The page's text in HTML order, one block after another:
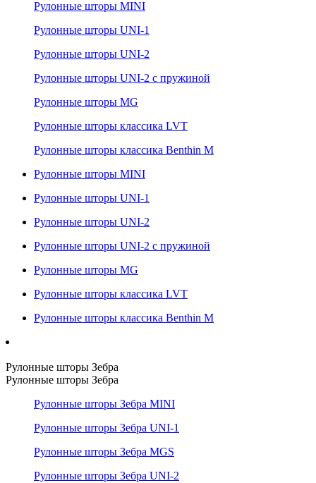
Рулонные шторы MINI
Рулонные шторы UNI-1
Рулонные шторы UNI-2
Рулонные шторы UNI-2 с пружиной
Рулонные шторы MG
Рулонные шторы классика LVT
Рулонные шторы классика Benthin M
Рулонные шторы MINI
Рулонные шторы UNI-1
Рулонные шторы UNI-2
Рулонные шторы UNI-2 с пружиной
Рулонные шторы MG
Рулонные шторы классика LVT
Рулонные шторы классика Benthin M
Рулонные шторы Зебра
Рулонные шторы Зебра
Рулонные шторы Зебра MINI
Рулонные шторы Зебра UNI-1
Рулонные шторы Зебра MGS
Рулонные шторы Зебра UNI-2